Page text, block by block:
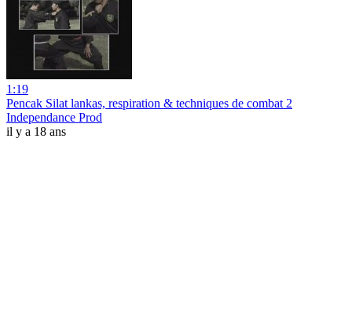
1:19
Pencak Silat lankas, respiration & techniques de combat 2
Independance Prod
il y a 18 ans